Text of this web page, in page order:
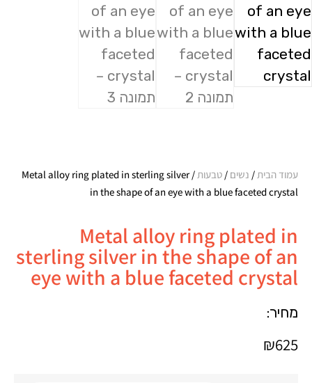
עמוד הבית/ נשים / טבעות / Metal alloy ring plated in sterling silver
in the shape of an eye with a blue faceted crystal
Metal alloy ring plated in
sterling silver in the shape of an
eye with a blue faceted crystal
מחיר:
₪625